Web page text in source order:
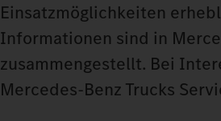
Einsatzmöglichkeiten
Informationen sind in
zusammengestellt. Bei
Mercedes‑Benz Trucks